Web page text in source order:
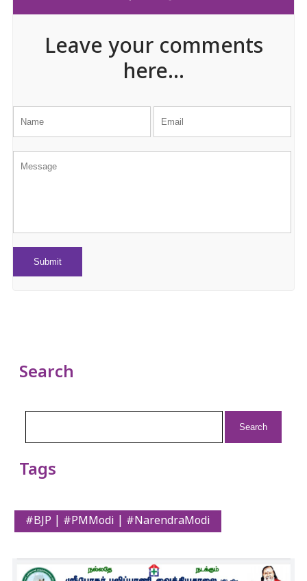
Leave your comments
here...
Search
Tags
#BJP | #PMModi | #NarendraModi